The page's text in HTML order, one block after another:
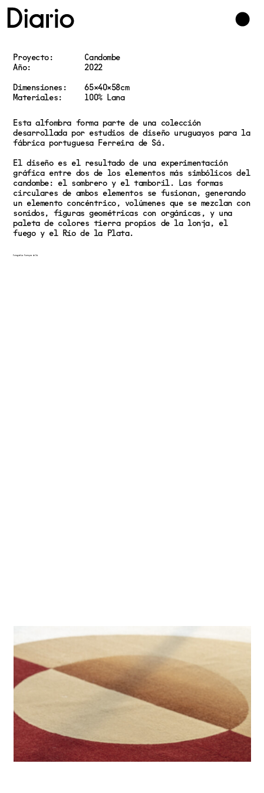
Proyecto:
Candombe
Año:
2022
Dimensiones:
65×40×58cm
Materiales:
100% Lana
Esta alfombra forma parte de una colección
desarrollada por estudios de diseño uruguayos para la
fábrica portuguesa Ferreira de Sá.
El diseño es el resultado de una experimentación
gráfica entre dos de los elementos más simbólicos del
candombe: el sombrero y el tamboril. Las formas
circulares de ambos elementos se fusionan, generando
un elemento concéntrico, volúmenes que se mezclan con
sonidos, figuras geométricas con orgánicas, y una
paleta de colores tierra propios de la lonja, el
fuego y el Río de la Plata.
Fotografía: Ferreira de Sá.